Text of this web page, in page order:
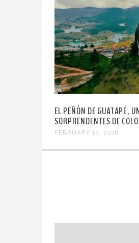
EL PEÑÓN DE GUATAPÉ,
SORPRENDENTES DE
FEBRUARY 12, 2018